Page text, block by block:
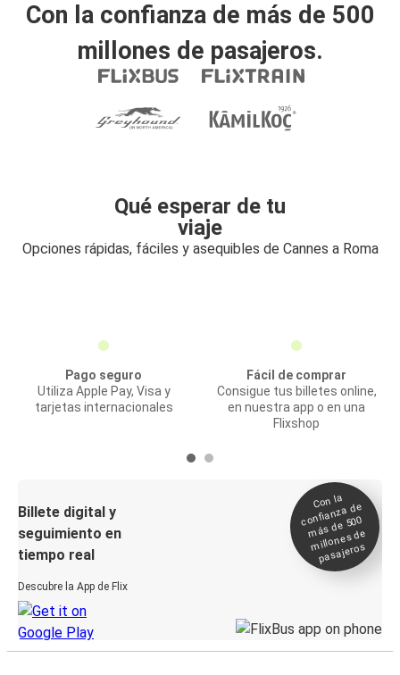
Con la confianza de más de 500
millones de pasajeros.
Qué esperar de tu
viaje
Opciones rápidas, fáciles y asequibles de Cannes a Roma
Pago seguro
Utiliza Apple Pay, Visa y
tarjetas internacionales
Fácil de comprar
Consigue tus billetes online,
en nuestra app o en una
Flixshop
Billete digital y
seguimiento en
tiempo real
Descubre la App de Flix
Con la
confianza de
más de 500
millones de
pasajeros